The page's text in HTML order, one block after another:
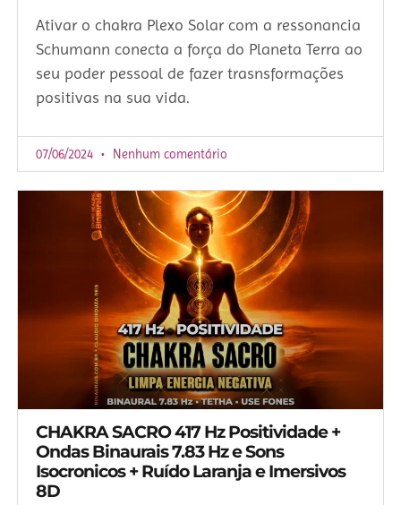
Ativar o chakra Plexo Solar com a ressonancia
Schumann conecta a força do Planeta Terra ao
seu poder pessoal de fazer trasnsformações
positivas na sua vida.
07/06/2024 Nenhum comentário
CHAKRA SACRO 417 Hz Positividade +
Ondas Binaurais 7.83 Hz e Sons
Isocronicos + Ruído Laranja e Imersivos
8D